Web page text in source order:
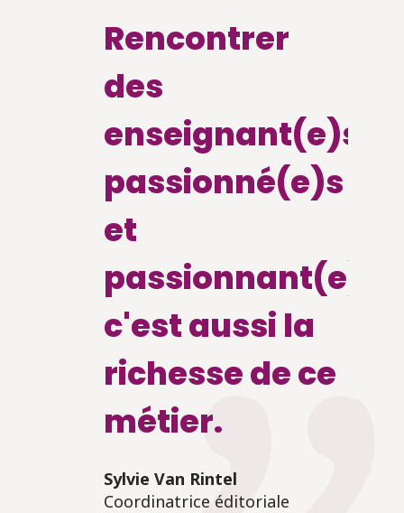
Rencontrer
des
enseignant(e)s
passionné(e)s
et
passionnant(e)s,
c'est aussi la
richesse de ce
métier.
Sylvie Van Rintel
Coordinatrice éditoriale